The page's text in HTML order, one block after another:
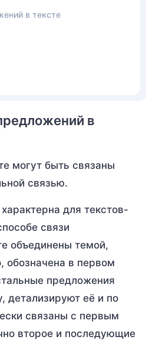
в тексте
в
могут быть связаны
связью.
для текстов-
связи
объединены темой,
обозначена в первом
предложения
детализируют её и по
связаны с первым
второе и последующие